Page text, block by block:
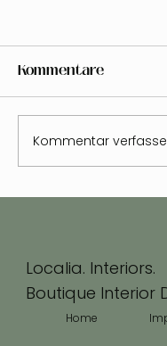
meine Welt
Kommentare
Kommentar
Localia. Interiors.
Boutique Interior
Home